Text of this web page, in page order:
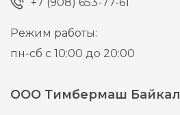
Режим работы:
пн-сб с 10:00 до 20:00
ООО Тимбермаш Байкал